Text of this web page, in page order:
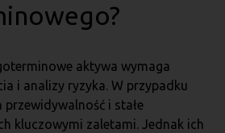
aktywa wymaga
i analizy ryzyka. W przypadku
i stałe
kluczowymi zaletami. Jednak ich